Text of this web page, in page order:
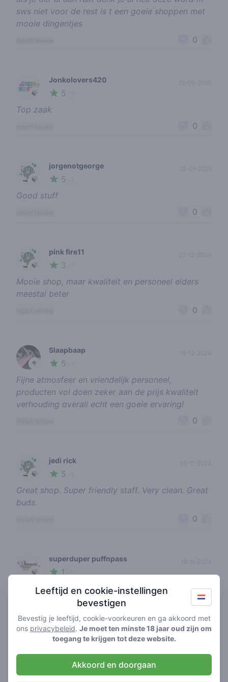
sws niet voor de rest is t een goeie shoppen met
mooie dingentjes
0
🍃
Jonkolovers420
5
Top zaak
0
🍃
jorgenotgeorge
5
Good stuff
0
🍃
pink fire11
3
Mooie shop, maar kwaliteit en personeel elders
meestal beter
0
🥦
Slaapbaap
5
Fijne atmosfeer en vriendelijk personeel,
producten vol doen zeker aan de prijs kwaliteit
verhouding overall echt een goeie ervaring!
0
🍃
jedi rick
5
Great shop. Super friendly staff. Very clean. Great
buds.
0
🍃
superduper puffnpass
1/ 5
Deze shop was goed in het begin. Kocht altijd 5
gram maar nu hebben ze opeens slechte weed net
als elke andere kutshop. Jammer hoor
report review 0
gorilla gluex 16-11-2024
Leeftijd en cookie-instellingen
bevestigen
Bevestig je leeftijd, cookie-voorkeuren en ga akkoord met
ons privacybeleid. Je moet ten minste 18 jaar oud zijn om
toegang te krijgen tot deze website.
Akkoord en doorgaan